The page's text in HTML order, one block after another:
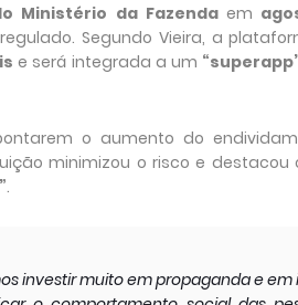
Ministério da Fazendaem
Segundo Vieira, a
e será integrada a um
o aumento do
minimizou o risco e destacou
.
investir muito em propaganda e